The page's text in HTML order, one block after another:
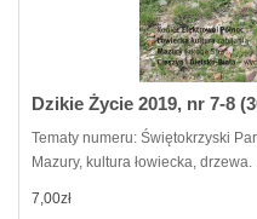
Dzikie Życie 2019, nr 7-8
Tematy numeru: Świętokrzyski
Mazury, kultura łowiecka, drzewa. ..
7,00zł